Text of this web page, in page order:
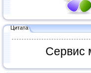
Цитата
Сервис